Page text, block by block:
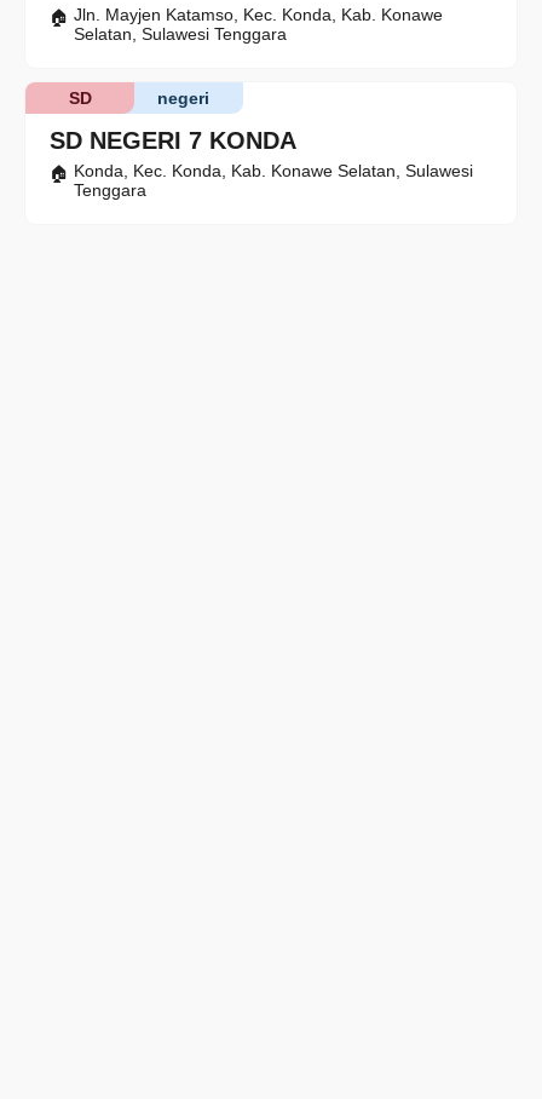
Jln. Mayjen Katamso, Kec. Konda, Kab. Konawe
Selatan, Sulawesi Tenggara
SD NEGERI 7 KONDA
negeri
SD
Konda, Kec. Konda, Kab. Konawe Selatan, Sulawesi
Tenggara